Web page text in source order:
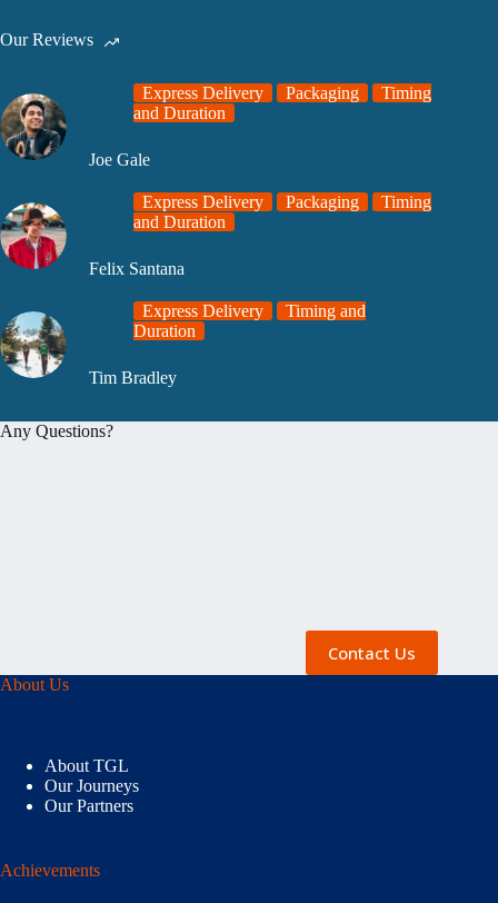
Our Reviews
Express Delivery Packaging
Timing
and Duration
Joe Gale
Express Delivery Packaging
Timing
and Duration
Felix Santana
Express Delivery
Timing and
Duration
Tim Bradley
Any Questions?
Contact Us
About Us
About TGL
Our Journeys
Our Partners
Achievements